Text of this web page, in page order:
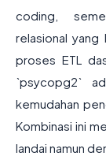
coding,
relasional yang
proses ETL
`psycopg2`
kemudahan
Kombinasi ini
landai namun